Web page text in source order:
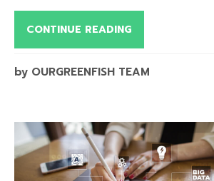
CONTINUE READING
by OURGREENFISH TEAM